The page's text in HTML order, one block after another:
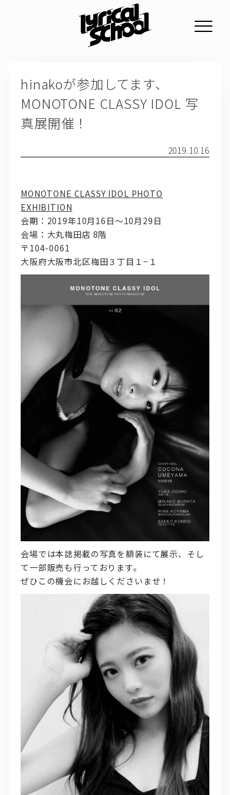
hinakoが参加してます、
MONOTONE CLASSY IDOL 写
真展開催！
2019.10.16
MONOTONE CLASSY IDOL PHOTO
EXHIBITION
会期：2019年10月16日～10月29日
会場：大丸梅田店 8階
〒104-0061
大阪府大阪市北区梅田３丁目１−１
会場では本誌掲載の写真を額装にて展示、そし
て一部販売も行っております。
ぜひこの機会にお越しくださいませ！
PROFILE
SCHEDULE
GOODS
FAN CLUB
問い合わせ, 取材,出演依頼
lyrical school official web shop